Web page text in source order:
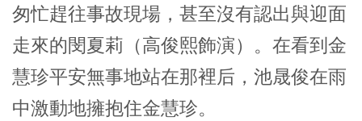
匆忙趕往事故現場，甚至沒有認出與迎面
走來的閔夏莉（高俊熙飾演）。在看到金
慧珍平安無事地站在那裡后，池晟俊在雨
中激動地擁抱住金慧珍。